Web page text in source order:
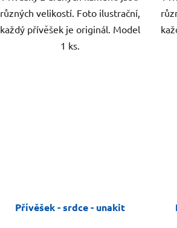
různých velikostí. Foto ilustrační,
každý přívěšek je originál. Model
1 ks.
Přívěšek - srdce - unakit